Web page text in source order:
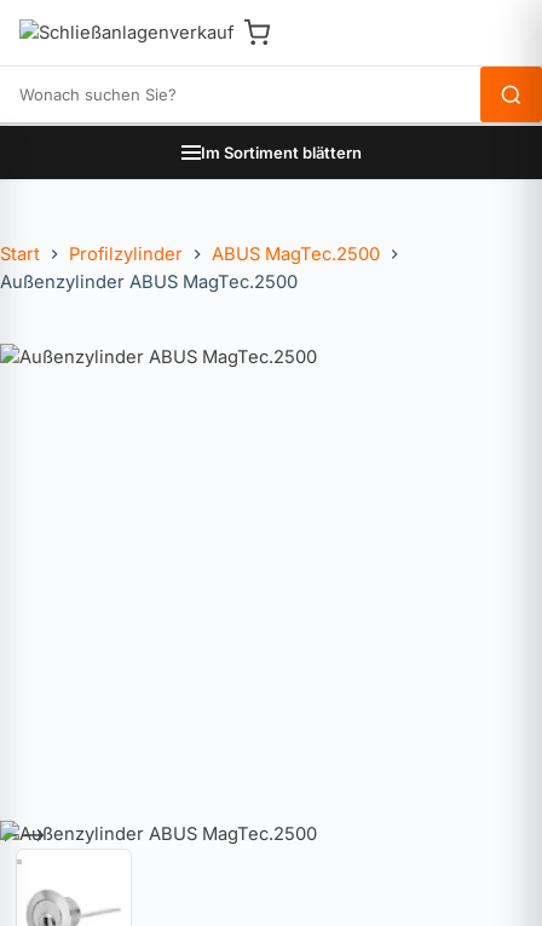
Im Sortiment blättern
Start Profilzylinder
ABUS MagTec.2500
Außenzylinder ABUS MagTec.2500